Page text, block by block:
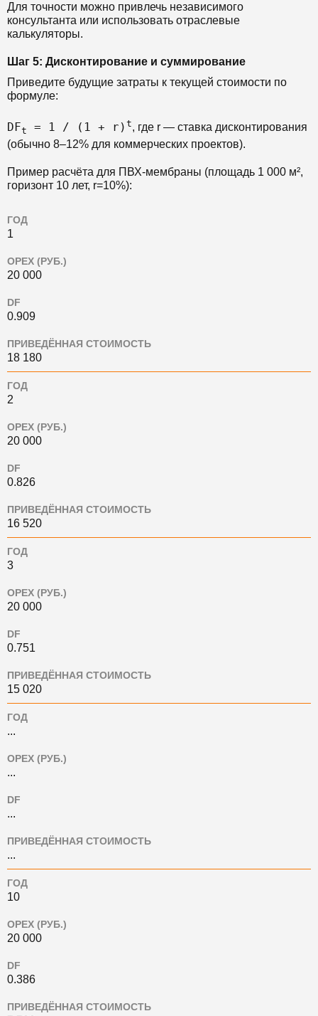
Для точности можно привлечь независимого
консультанта или использовать отраслевые
калькуляторы.
Шаг 5: Дисконтирование и суммирование
Приведите будущие затраты к текущей стоимости по
формуле:
DFt = 1 / (1 + r) t, где r — ставка дисконтирования
(обычно 8–12% для коммерческих проектов).
Пример расчёта для ПВХ-мембраны (площадь 1 000 м²,
горизонт 10 лет, r=10%):
ГОД
1
OPEX (РУБ.)
20 000
DF
0.909
ПРИВЕДЁННАЯ СТОИМОСТЬ
18 180
ГОД
2
OPEX (РУБ.)
20 000
DF
0.826
ПРИВЕДЁННАЯ СТОИМОСТЬ
16 520
ГОД
3
OPEX (РУБ.)
20 000
DF
0.751
ПРИВЕДЁННАЯ СТОИМОСТЬ
15 020
ГОД
...
OPEX (РУБ.)
...
DF
...
ПРИВЕДЁННАЯ СТОИМОСТЬ
...
ГОД
10
OPEX (РУБ.)
20 000
DF
0.386
ПРИВЕДЁННАЯ СТОИМОСТЬ